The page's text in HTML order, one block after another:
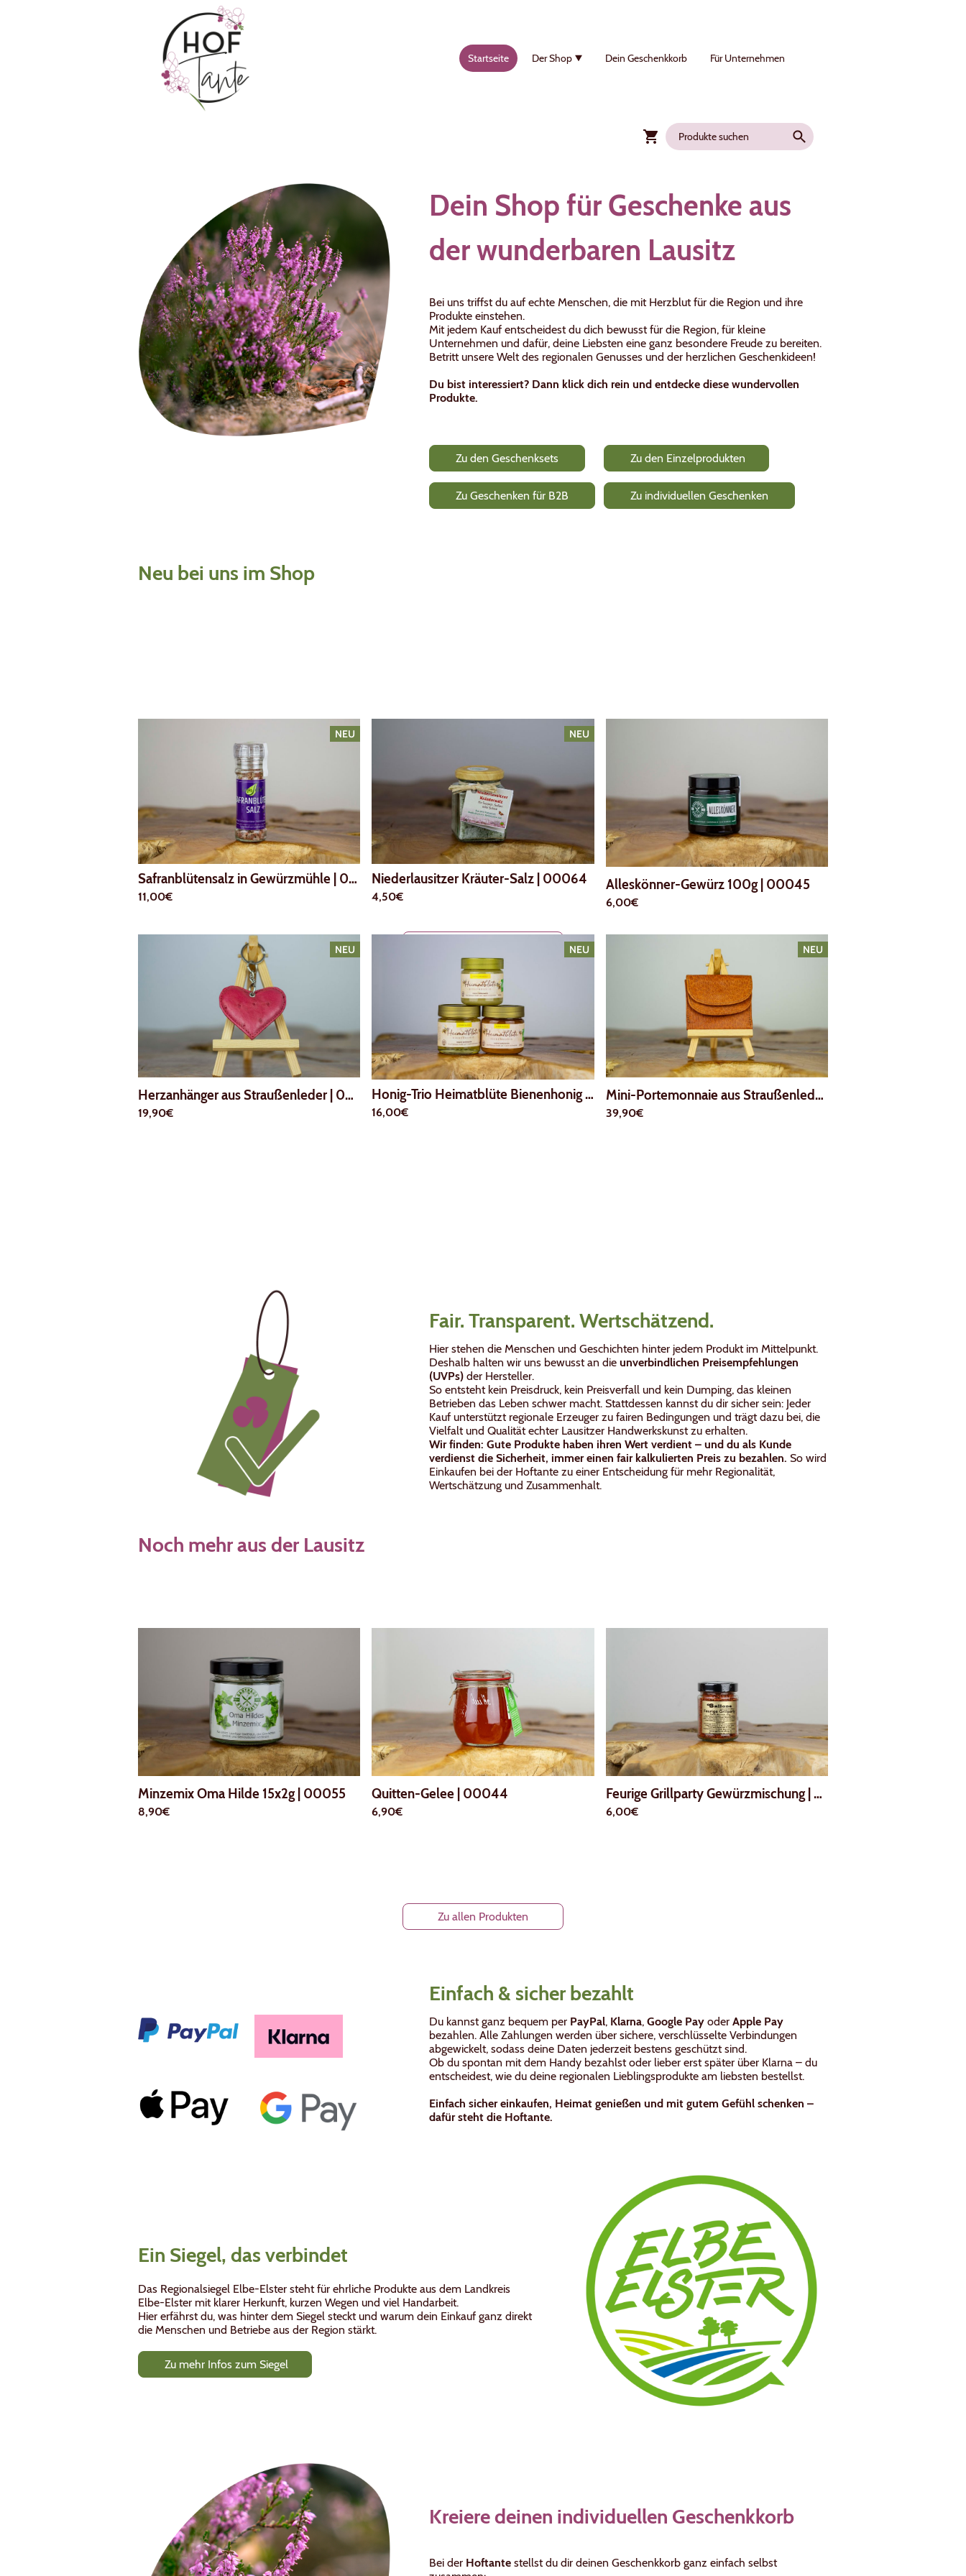
Startseite Der Shop Dein Geschenkkorb Für Unternehmen
Dein Shop für Geschenke aus
der wunderbaren Lausitz
Bei uns triffst du auf echte Menschen, die mit Herzblut für die Region und ihre
Produkte einstehen.
Mit jedem Kauf entscheidest du dich bewusst für die Region, für kleine
Unternehmen und dafür, deine Liebsten eine ganz besondere Freude zu bereiten.
Betritt unsere Welt des regionalen Genusses und der herzlichen Geschenkideen!
Du bist interessiert? Dann klick dich rein und entdecke diese wundervollen
Produkte.
Zu den Geschenksets Zu den Einzelprodukten
Zu individuellen Geschenken
Zu Geschenken für B2B
Neu bei uns im Shop
NEU
Safranblütensalz in Gewürzmühle 00065
11,00€
NEU
Niederlausitzer Kräuter-Salz 00064
4,50€
Alleskönner-Gewürz 100g| 00045
6,00€
NEU
Herzanhänger aus Straußenleder 00076
19,90€
NEU
Honig-Trio Heimatblüte Bienenhonig 3x250g |00081
16,00€
NEU
Mini-Portemonnaie aus Straußenleder
39,90€
Fair. Transparent. Wertschätzend.
Hier stehen die Menschen und Geschichten hinter jedem Produkt im Mittelpunkt.
Deshalb halten wir uns bewusst an die unverbindlichen Preisempfehlungen
(UVPs) der Hersteller.
So entsteht kein Preisdruck, kein Preisverfall und kein Dumping, das kleinen
Betrieben das Leben schwer macht. Stattdessen kannst du dir sicher sein: Jeder
Kauf unterstützt regionale Erzeuger zu fairen Bedingungen und trägt dazu bei, die
Vielfalt und Qualität echter Lausitzer Handwerkskunst zu erhalten.
Wir finden: Gute Produkte haben ihren Wert verdient – und du als Kunde
verdienst die Sicherheit, immer einen fair kalkulierten Preis zu bezahlen. So wird
Einkaufen bei der Hoftante zu einer Entscheidung für mehr Regionalität,
Wertschätzung und Zusammenhalt.
Noch mehr aus der Lausitz
Minzemix Oma Hilde 15x2g| 00055
8,90€
Quitten-Gelee 00044
6,90€
Feurige Grillparty Gewürzmischung| 00029
6,00€
Zu allen Produkten
Einfach & sicher bezahlt
Du kannst ganz bequem per PayPal, Klarna, Google Pay oder Apple Pay
bezahlen. Alle Zahlungen werden über sichere, verschlüsselte Verbindungen
abgewickelt, sodass deine Daten jederzeit bestens geschützt sind.
Ob du spontan mit dem Handy bezahlst oder lieber erst später über Klarna – du
entscheidest, wie du deine regionalen Lieblingsprodukte am liebsten bestellst.
Einfach sicher einkaufen, Heimat genießen und mit gutem Gefühl schenken –
dafür steht die Hoftante.
Kreiere deinen individuellen Geschenkkorb
Bei der Hoftante stellst du dir deinen Geschenkkorb ganz einfach selbst
Ein Siegel, das verbindet
Das Regionalsiegel Elbe-Elster steht für ehrliche Produkte aus dem Landkreis
Elbe-Elster mit klarer Herkunft, kurzen Wegen und viel Handarbeit.
Hier erfährst du, was hinter dem Siegel steckt und warum dein Einkauf ganz direkt
die Menschen und Betriebe aus der Region stärkt.
Zu mehr Infos zum Siegel